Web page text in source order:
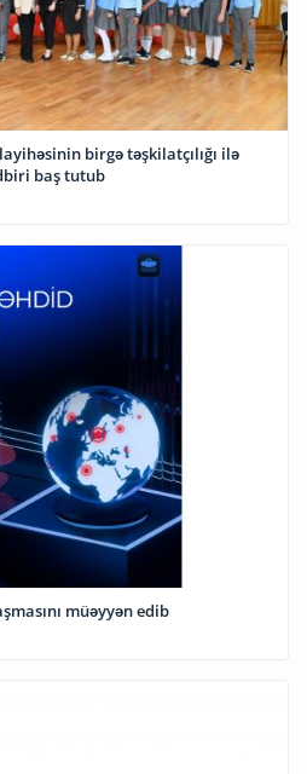
birgə təşkilatçılığı ilə
baş tutub
müəyyən edib